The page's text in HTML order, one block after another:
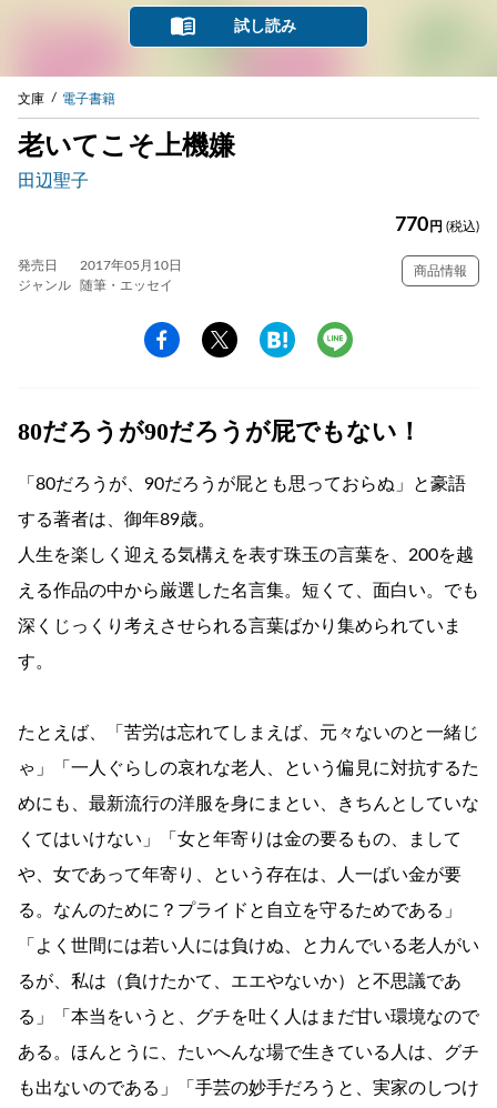
試し読み
文庫 電子書籍
老いてこそ上機嫌
田辺聖子
770 円 (税込)
発売日
2017年05月10日
ジャンル
随筆・エッセイ
商品情報
80だろうが90だろうが屁でもない！
「80だろうが、90だろうが屁とも思っておらぬ」と豪語
する著者は、御年89歳。
人生を楽しく迎える気構えを表す珠玉の言葉を、200を越
える作品の中から厳選した名言集。短くて、面白い。でも
深くじっくり考えさせられる言葉ばかり集められていま
す。
たとえば、「苦労は忘れてしまえば、元々ないのと一緒じ
ゃ」「一人ぐらしの哀れな老人、という偏見に対抗するた
めにも、最新流行の洋服を身にまとい、きちんとしていな
くてはいけない」「女と年寄りは金の要るもの、まして
や、女であって年寄り、という存在は、人一ばい金が要
る。なんのために？プライドと自立を守るためである」
「よく世間には若い人には負けぬ、と力んでいる老人がい
るが、私は（負けたかて、エエやないか）と不思議であ
る」「本当をいうと、グチを吐く人はまだ甘い環境なので
ある。ほんとうに、たいへんな場で生きている人は、グチ
も出ないのである」「手芸の妙手だろうと、実家のしつけ